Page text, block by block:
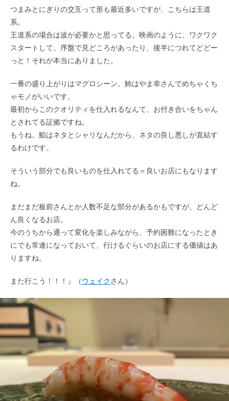
つまみとにぎりの交互って形も最近多いですが、こちらは王道
系。
王道系の場合は波が必要かと思ってる。映画のように、ワクワク
スタートして、序盤で見どころがあったり、後半につれてどどー
っと！それが本当にありました。
一番の盛り上がりはマグロシーン。鮪はやま幸さんでめちゃくち
ゃモノがいいです。
最初からこのクオリティを仕入れるなんて、お付き合いをちゃん
とされてる証拠ですね。
もうね。鮨はネタとシャリなんだから、ネタの良し悪しが直結す
るわけです。
そういう部分でも良いものを仕入れてる＝良いお店にもなります
ね。
まだまだ板前さんとか人数不足な部分があるかもですが、どんど
ん良くなるお店。
今のうちから通って変化を楽しみながら、予約困難になったとき
にでも常連になっておいて、行けるぐらいのお店にする価値はあ
りますね。
また行こう！！！』（ウェイク さん）